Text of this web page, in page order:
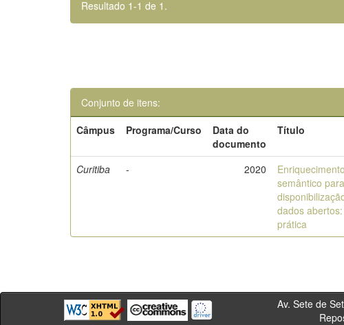
Resultado 1-1 de 1.
Conjunto de itens:
Câmpus
Programa/Curso
Data do
documento
Título
Curitiba - 2020
Enriquecimento
semântico
dados
prática
Av. Sete de